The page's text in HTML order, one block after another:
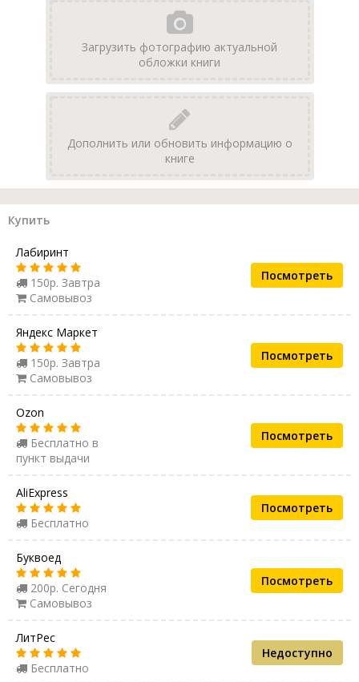
Загрузить фотографию актуальной
обложки книги
Дополнить или обновить информацию о
книге
Купить
Лабиринт
150р. Завтра
Самовывоз
Посмотреть
Яндекс Маркет
150р. Завтра
Самовывоз
Посмотреть
Ozon
Бесплатно в
пункт выдачи
Посмотреть
AliExpress
Бесплатно
Посмотреть
Буквоед
200р. Сегодня
Самовывоз
Посмотреть
ЛитРес
Бесплатно
Недоступно